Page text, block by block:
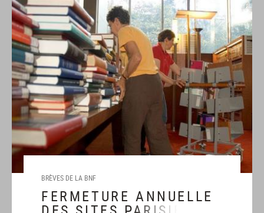
BRÈVES DE LA BNF
FERMETURE ANNUELLE